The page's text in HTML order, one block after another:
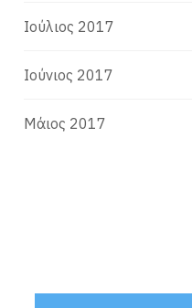
Ιούλιος 2017
Ιούνιος 2017
Μάιος 2017